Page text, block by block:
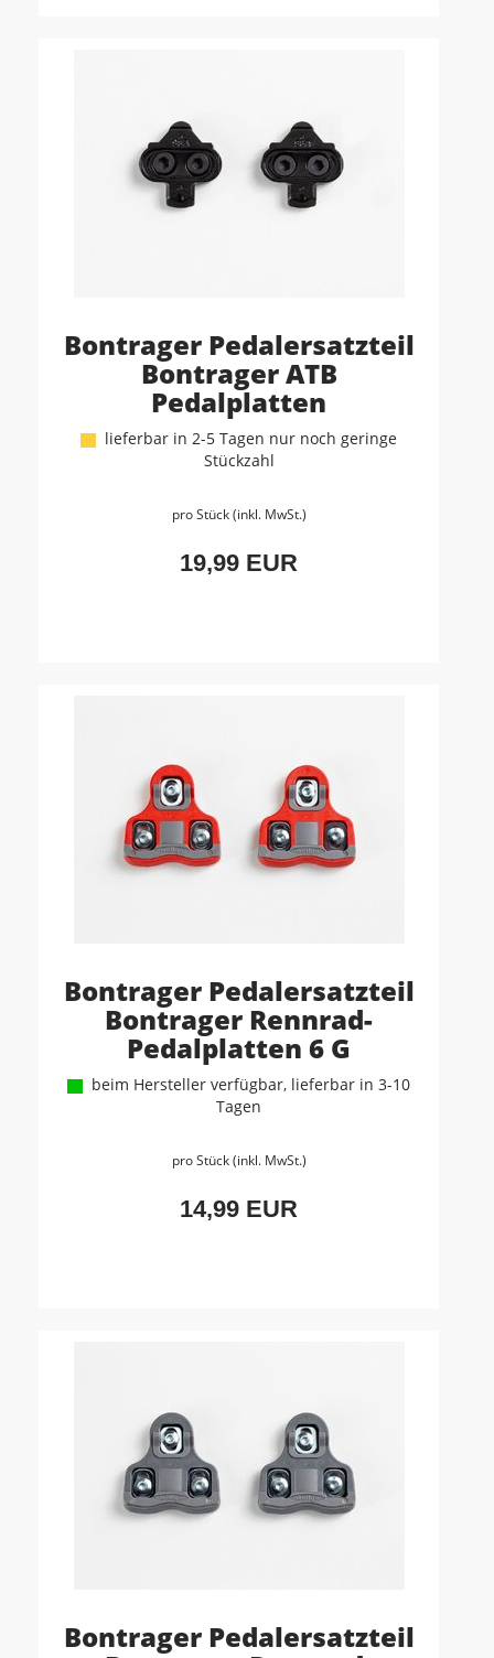
Bontrager Pedalersatzteil
Bontrager ATB
Pedalplatten
lieferbar in 2-5 Tagen nur noch geringe
Stückzahl
pro Stück (inkl. MwSt.)
19,99 EUR
Bontrager Pedalersatzteil
Bontrager Rennrad-
Pedalplatten 6 G
beim Hersteller verfügbar, lieferbar in 3-10
Tagen
pro Stück (inkl. MwSt.)
14,99 EUR
Bontrager Pedalersatzteil